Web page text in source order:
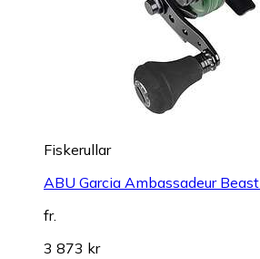
Fiskerullar
ABU Garcia Ambassadeur
fr.
3 873 kr